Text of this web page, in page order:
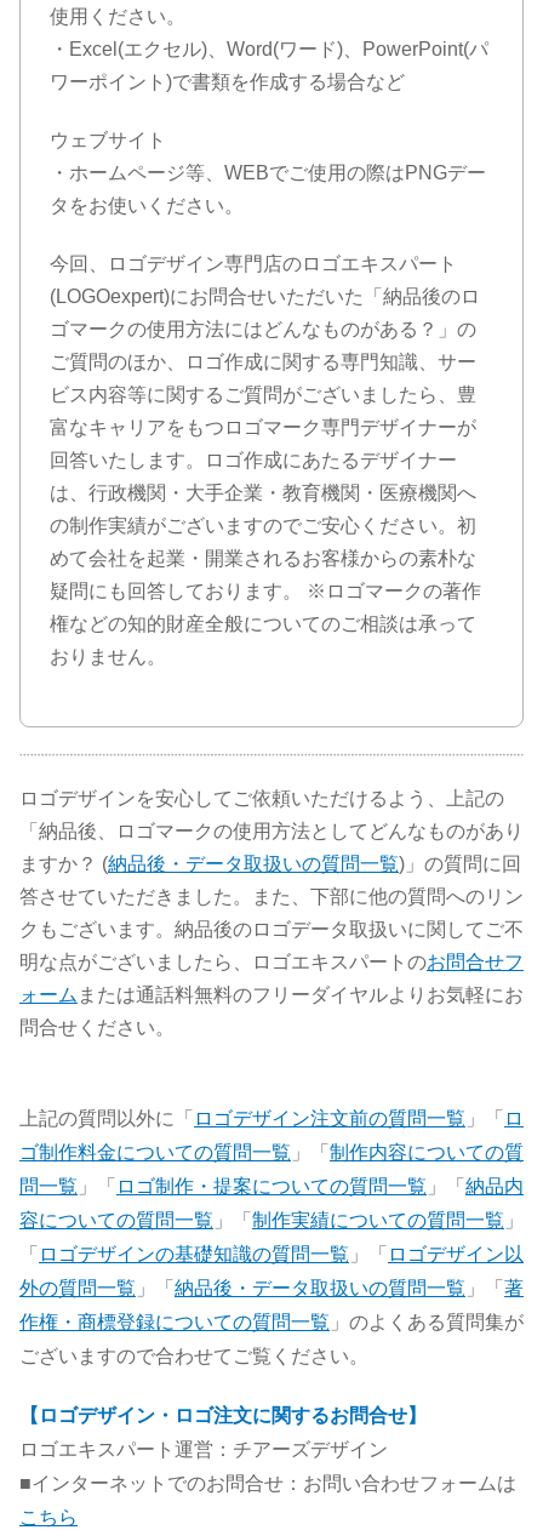
使用ください。
・Excel(エクセル)、Word(ワード)、PowerPoint(パ
ワーポイント)で書類を作成する場合など
ウェブサイト
・ホームページ等、WEBでご使用の際はPNGデー
タをお使いください。
今回、ロゴデザイン専門店のロゴエキスパート
(LOGOexpert)にお問合せいただいた「納品後のロ
ゴマークの使用方法にはどんなものがある？」の
ご質問のほか、ロゴ作成に関する専門知識、サー
ビス内容等に関するご質問がございましたら、豊
富なキャリアをもつロゴマーク専門デザイナーが
回答いたします。ロゴ作成にあたるデザイナー
は、行政機関・大手企業・教育機関・医療機関へ
の制作実績がございますのでご安心ください。初
めて会社を起業・開業されるお客様からの素朴な
疑問にも回答しております。 ※ロゴマークの著作
権などの知的財産全般についてのご相談は承って
おりません。
ロゴデザインを安心してご依頼いただけるよう、上記の
「納品後、ロゴマークの使用方法としてどんなものがあり
ますか？ (納品後・データ取扱いの質問一覧)」の質問に回
答させていただきました。また、下部に他の質問へのリン
クもございます。納品後のロゴデータ取扱いに関してご不
明な点がございましたら、ロゴエキスパートのお問合せフ
ォーム または通話料無料のフリーダイヤルよりお気軽にお
問合せください。
上記の質問以外に「 ロゴデザイン注文前の質問一覧 」「 ロ
ゴ制作料金についての質問一覧 」「 制作内容についての質
問一覧 」「 ロゴ制作・提案についての質問一覧 」「 納品内
容についての質問一覧 」「 制作実績についての質問一覧 」
「 ロゴデザインの基礎知識の質問一覧 」「 ロゴデザイン以
外の質問一覧 」「 納品後・データ取扱いの質問一覧 」「 著
作権・商標登録についての質問一覧 」のよくある質問集が
ございますので合わせてご覧ください。
【ロゴデザイン・ロゴ注文に関するお問合せ】
ロゴエキスパート運営：チアーズデザイン
■インターネットでのお問合せ：お問い合わせフォームは
こちら